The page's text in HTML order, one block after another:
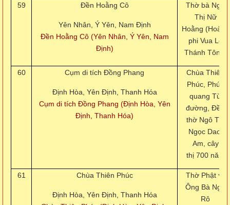
59 Đền Hoằng Cô
Yên Nhân, Ý Yên, Nam Định
Đền Hoằng Cô (Yên Nhân, Ý Yên, Nam
Định)
Thờ bà Ngô
Thị Nữ
Hoằng (Hoàng
phi Vua Lê
Thánh Tông)
60 Cụm di tích Đồng Phang
Định Hòa, Yên Định, Thanh Hóa
Cụm di tích Đồng Phang (Định Hòa, Yên
Định, Thanh Hóa)
Chùa Thiên
Phúc, Phúc
quang Từ
đường, Đền
thờ Ngô Thị
Ngọc Dao,
Am, cây
thị 700 năm
61 Chùa Thiên Phúc
Định Hòa, Yên Định, Thanh Hóa
Thờ Phật và
Ông Bà Ngô
Rô